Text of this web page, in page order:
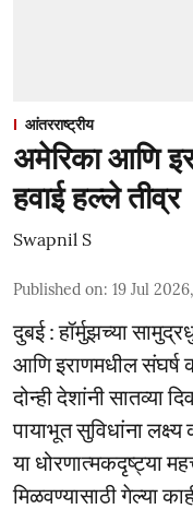
आंतरराष्ट्रीय
अमेरिका आणि
हवाई हल्ले तीव्र
Swapnil S
Published on: 19 Jul
दुबई : हॉर्मुझच्या
आणि इराणमधील संघर्ष
दोन्ही देशांनी सातव्या
पायाभूत सुविधांना
या धोरणात्मकदृष्ट्या
मिळवण्यासाठी गेल्या